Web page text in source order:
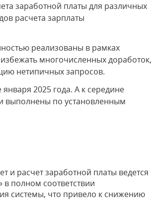
заработной платы для различных
расчета зарплаты
реализованы в рамках
многочисленных доработок,
нетипичных запросов.
2025 года. А к середине
выполнены по установленным
и расчет заработной платы ведется
полном соответствии
системы, что привело к снижению